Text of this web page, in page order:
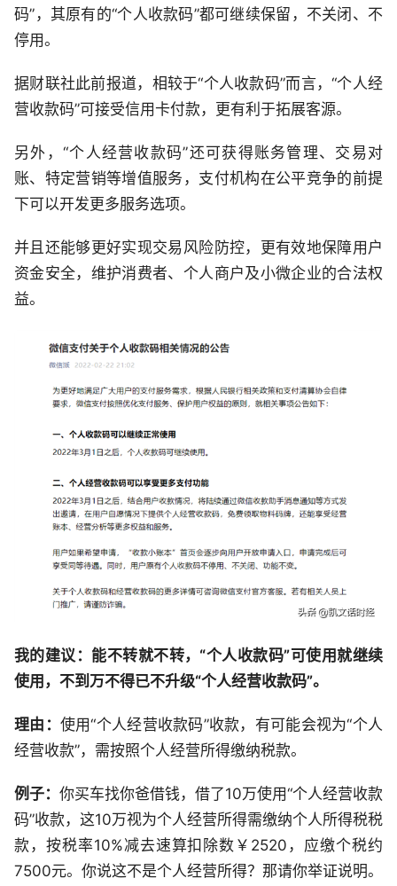
码”，其原有的“个人收款码”都可继续保留，不关闭、不
停用。
据财联社此前报道，相较于“个人收款码”而言，“个人经
营收款码”可接受信用卡付款，更有利于拓展客源。
另外，“个人经营收款码”还可获得账务管理、交易对
账、特定营销等增值服务，支付机构在公平竞争的前提
下可以开发更多服务选项。
并且还能够更好实现交易风险防控，更有效地保障用户
资金安全，维护消费者、个人商户及小微企业的合法权
益。
我的建议：能不转就不转，“个人收款码”可使用就继续
使用，不到万不得已不升级“个人经营收款码”。
理由： 使用“个人经营收款码”收款，有可能会视为“个人
经营收款”，需按照个人经营所得缴纳税款。
例子： 你买车找你爸借钱，借了10万使用“个人经营收款
码”收款，这10万视为个人经营所得需缴纳个人所得税税
款，按税率10%减去速算扣除数￥2520，应缴个税约
7500元。你说这不是个人经营所得？那请你举证说明。